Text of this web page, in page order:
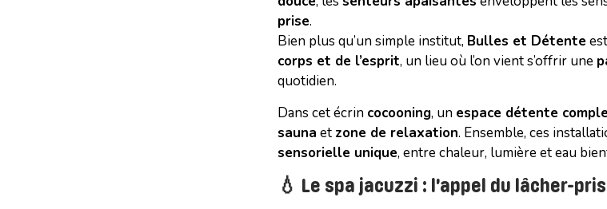
prise.
Bien plus qu’un simple institut, Bulles et Détente
corps et de l’esprit, un lieu où l’on vient s’offrir une
quotidien.
Dans cet écrin cocooning, un espace détente
sauna et zone de relaxation. Ensemble, ces
sensorielle unique, entre chaleur, lumière et eau
💧 Le spa jacuzzi : l’appel du lâcher-